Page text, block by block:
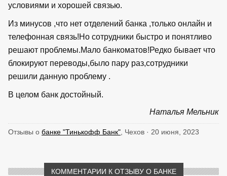
условиями и хорошей связью.
Из минусов ,что нет отделений банка ,только онлайн и
телефонная связь!Но сотрудники быстро и понятливо
решают проблемы.Мало банкоматов!Редко бывает что
блокируют переводы,было пару раз,сотрудники
решили данную проблему .
В целом банк достойный.
Наталья Мельник
Отзывы о банке "Тинькофф Банк" , Чехов · 20 июня, 2023
КОММЕНТАРИИ К ОТЗЫВУ О БАНКЕ